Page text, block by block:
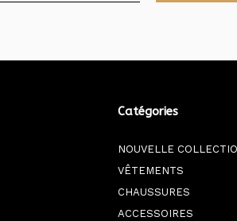
Catégories
NOUVELLE
VÊTEMENTS
CHAUSSURES
ACCESSOIRES